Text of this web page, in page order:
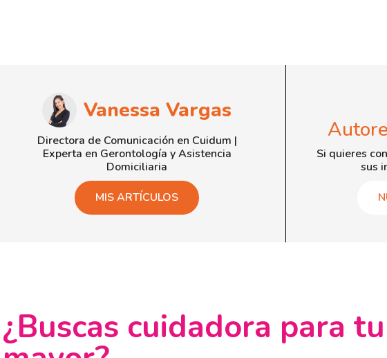
Vanessa Vargas
Directora de Comunicación en Cuidum |
Experta en Gerontología y Asistencia
Domiciliaria
MIS ARTÍCULOS
Si quieres
sus
¿Buscas cuidadora para